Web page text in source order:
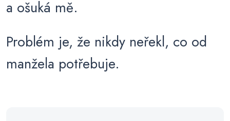
a ošuká mě.
Problém je, že nikdy neřekl, co od
manžela potřebuje.